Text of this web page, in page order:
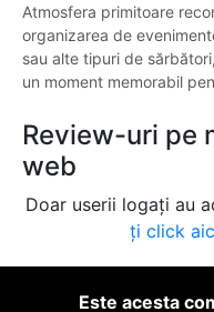
Atmosfera primitoare
organizarea de
sau alte tipuri de
un moment memorabil
Review-uri pe
web
Doar userii logați au
ți click
Este acesta